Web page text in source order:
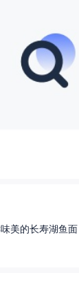
美的长寿湖鱼